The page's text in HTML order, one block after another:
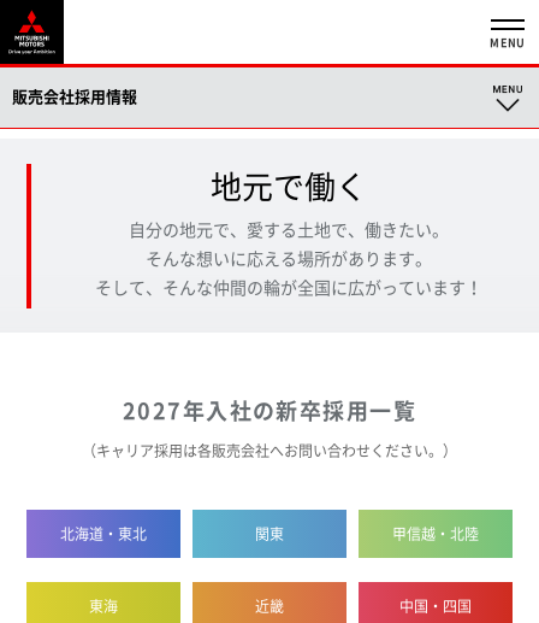
MENU
販売会社採用情報
地元で働く
自分の地元で、愛する土地で、働きたい。
そんな想いに応える場所があります。
そして、そんな仲間の輪が全国に広がっています！
2027年入社の新卒採用一覧
（キャリア採用は各販売会社へお問い合わせください。）
北海道・東北 関東 甲信越・北陸
東海 近畿 中国・四国